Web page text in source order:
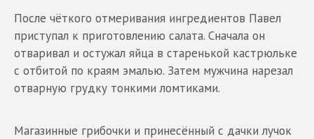
После чёткого отмеривания ингредиентов Павел
приступал к приготовлению салата. Сначала он
отваривал и остужал яйца в старенькой кастрюльке
с отбитой по краям эмалью. Затем мужчина нарезал
отварную грудку тонкими ломтиками.
Магазинные грибочки и принесённый с дачки лучок